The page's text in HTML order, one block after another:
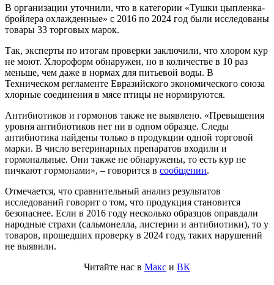
В организации уточнили, что в категории «Тушки цыпленка-
бройлера охлажденные» с 2016 по 2024 год были исследованы
товары 33 торговых марок.
Так, эксперты по итогам проверки заключили, что хлором кур
не моют. Хлороформ обнаружен, но в количестве в 10 раз
меньше, чем даже в нормах для питьевой воды. В
Техническом регламенте Евразийского экономического союза
хлорные соединения в мясе птицы не нормируются.
Антибиотиков и гормонов также не выявлено. «Превышения
уровня антибиотиков нет ни в одном образце. Следы
антибиотика найдены только в продукции одной торговой
марки. В число ветеринарных препаратов входили и
гормональные. Они также не обнаружены, то есть кур не
пичкают гормонами», – говорится в сообщении.
Отмечается, что сравнительный анализ результатов
исследований говорит о том, что продукция становится
безопаснее. Если в 2016 году несколько образцов оправдали
народные страхи (сальмонелла, листерии и антибиотики), то у
товаров, прошедших проверку в 2024 году, таких нарушений
не выявили.
Читайте нас в Макс и ВК